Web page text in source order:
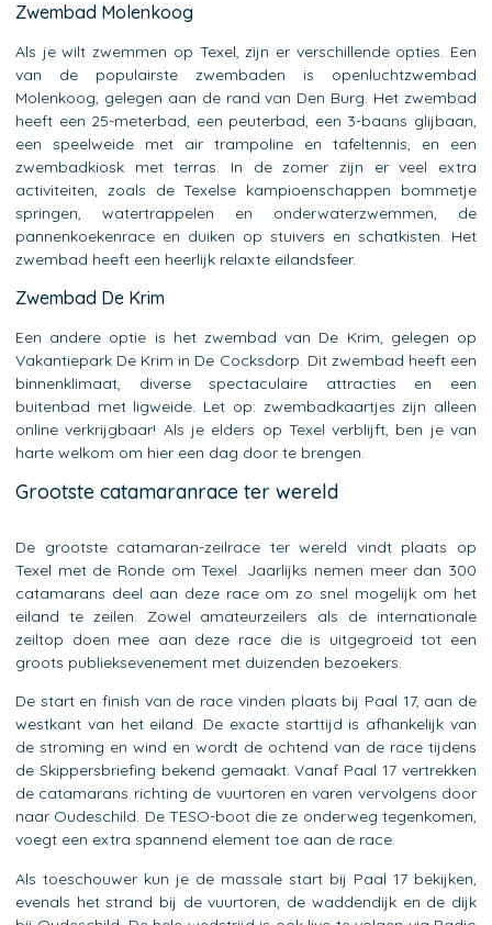
Zwembad Molenkoog
Als je wilt zwemmen op Texel, zijn er verschillende opties. Een
van de populairste zwembaden is openluchtzwembad
Molenkoog, gelegen aan de rand van Den Burg. Het zwembad
heeft een 25-meterbad, een peuterbad, een 3-baans glijbaan,
een speelweide met air trampoline en tafeltennis, en een
zwembadkiosk met terras. In de zomer zijn er veel extra
activiteiten, zoals de Texelse kampioenschappen bommetje
springen, watertrappelen en onderwaterzwemmen, de
pannenkoekenrace en duiken op stuivers en schatkisten. Het
zwembad heeft een heerlijk relaxte eilandsfeer.
Zwembad De Krim
Een andere optie is het zwembad van De Krim, gelegen op
Vakantiepark De Krim in De Cocksdorp. Dit zwembad heeft een
binnenklimaat, diverse spectaculaire attracties en een
buitenbad met ligweide. Let op: zwembadkaartjes zijn alleen
online verkrijgbaar! Als je elders op Texel verblijft, ben je van
harte welkom om hier een dag door te brengen.
Grootste catamaranrace ter wereld
De grootste catamaran-zeilrace ter wereld vindt plaats op
Texel met de Ronde om Texel. Jaarlijks nemen meer dan 300
catamarans deel aan deze race om zo snel mogelijk om het
eiland te zeilen. Zowel amateurzeilers als de internationale
zeiltop doen mee aan deze race die is uitgegroeid tot een
groots publieksevenement met duizenden bezoekers.
De start en finish van de race vinden plaats bij Paal 17, aan de
westkant van het eiland. De exacte starttijd is afhankelijk van
de stroming en wind en wordt de ochtend van de race tijdens
de Skippersbriefing bekend gemaakt. Vanaf Paal 17 vertrekken
de catamarans richting de vuurtoren en varen vervolgens door
naar Oudeschild. De TESO-boot die ze onderweg tegenkomen,
voegt een extra spannend element toe aan de race.
Als toeschouwer kun je de massale start bij Paal 17 bekijken,
evenals het strand bij de vuurtoren, de waddendijk en de dijk